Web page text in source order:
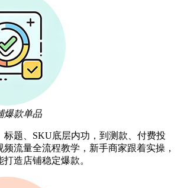
爆款单品
标题、SKU底层内功，到测款、付费投
频流量全流程教学，新手商家跟着实操，
造店铺稳定爆款。